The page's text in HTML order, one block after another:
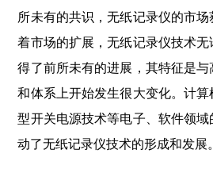
所未有的共识，无纸记录仪的市
着市场的扩展，无纸记录仪技术
得了前所未有的进展，其特征是
和体系上开始发生很大变化。计
型开关电源技术等电子、软件领
动了无纸记录仪技术的形成和发展。